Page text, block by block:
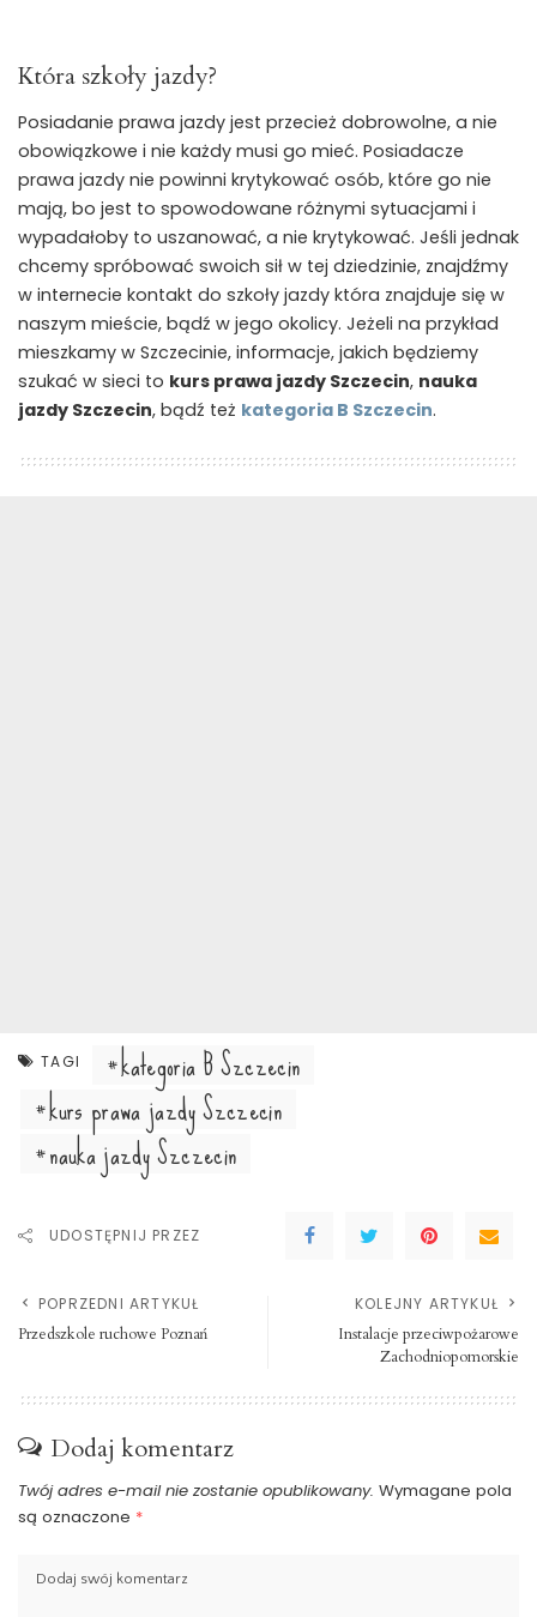
Która szkoły jazdy?
Posiadanie prawa jazdy jest przecież dobrowolne, a nie
obowiązkowe i nie każdy musi go mieć. Posiadacze
prawa jazdy nie powinni krytykować osób, które go nie
mają, bo jest to spowodowane różnymi sytuacjami i
wypadałoby to uszanować, a nie krytykować. Jeśli jednak
chcemy spróbować swoich sił w tej dziedzinie, znajdźmy
w internecie kontakt do szkoły jazdy która znajduje się w
naszym mieście, bądź w jego okolicy. Jeżeli na przykład
mieszkamy w Szczecinie, informacje, jakich będziemy
szukać w sieci to kurs prawa jazdy Szczecin, nauka
jazdy Szczecin, bądź też kategoria B Szczecin.
TAGI
kategoria B Szczecin
kurs prawa jazdy Szczecin
nauka jazdy Szczecin
UDOSTĘPNIJ PRZEZ
POPRZEDNI ARTYKUŁ
Przedszkole ruchowe Poznań
KOLEJNY ARTYKUŁ
Instalacje przeciwpożarowe
Zachodniopomorskie
Dodaj komentarz
Twój adres e-mail nie zostanie opublikowany. Wymagane pola
są oznaczone *